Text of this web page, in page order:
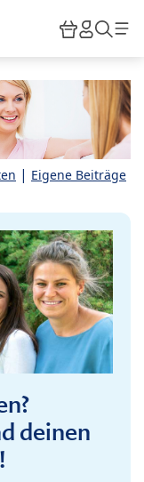
HiPP
| Eigene Beiträge
deinen